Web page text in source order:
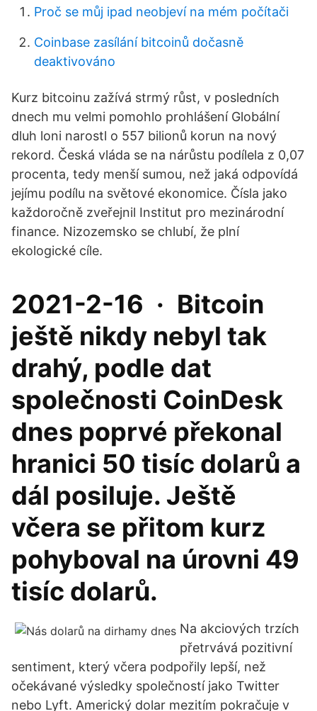
Proč se můj ipad neobjeví na mém počítači
Coinbase zasílání bitcoinů dočasně
deaktivováno
Kurz bitcoinu zažívá strmý růst, v posledních
dnech mu velmi pomohlo prohlášení Globální
dluh loni narostl o 557 bilionů korun na nový
rekord. Česká vláda se na nárůstu podílela z 0,07
procenta, tedy menší sumou, než jaká odpovídá
jejímu podílu na světové ekonomice. Čísla jako
každoročně zveřejnil Institut pro mezinárodní
finance. Nizozemsko se chlubí, že plní
ekologické cíle.
2021-2-16 · Bitcoin
ještě nikdy nebyl tak
drahý, podle dat
společnosti CoinDesk
dnes poprvé překonal
hranici 50 tisíc dolarů a
dál posiluje. Ještě
včera se přitom kurz
pohyboval na úrovni 49
tisíc dolarů.
Na akciových trzích
přetrvává pozitivní
sentiment, který včera podpořily lepší, než
očekávané výsledky společností jako Twitter
nebo Lyft. Americký dolar mezitím pokračuje v